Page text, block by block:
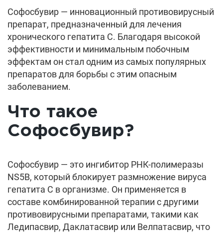
Софосбувир — инновационный противовирусный
препарат, предназначенный для лечения
хронического гепатита C. Благодаря высокой
эффективности и минимальным побочным
эффектам он стал одним из самых популярных
препаратов для борьбы с этим опасным
заболеванием.
Что такое
Софосбувир?
Софосбувир — это ингибитор РНК-полимеразы
NS5B, который блокирует размножение вируса
гепатита C в организме. Он применяется в
составе комбинированной терапии с другими
противовирусными препаратами, такими как
Ледипасвир, Даклатасвир или Велпатасвир, что